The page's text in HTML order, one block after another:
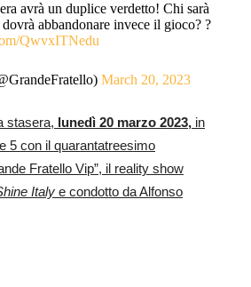
avrà un duplice verdetto! Chi sarà
abbandonare invece il gioco? ?
QwvxITNedu
March 20, 2023
stasera, lunedì 20 marzo 2023, in
5 con il quarantatreesimo
Fratello Vip”, il reality show
Italy e condotto da Alfonso